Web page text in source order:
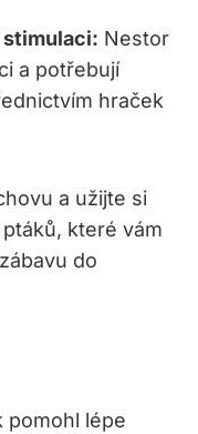
Nestor
a potřebují
hraček
a užijte si
které vám
do
pomohl lépe